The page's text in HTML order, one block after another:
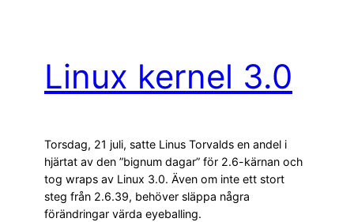
Linux kernel 3.0
Torsdag, 21 juli, satte Linus Torvalds en andel i
hjärtat av den ”bignum dagar” för 2.6-kärnan och
tog wraps av Linux 3.0. Även om inte ett stort
steg från 2.6.39, behöver släppa några
förändringar värda eyeballing.